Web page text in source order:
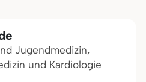
Jugendmedizin,
und Kardiologie